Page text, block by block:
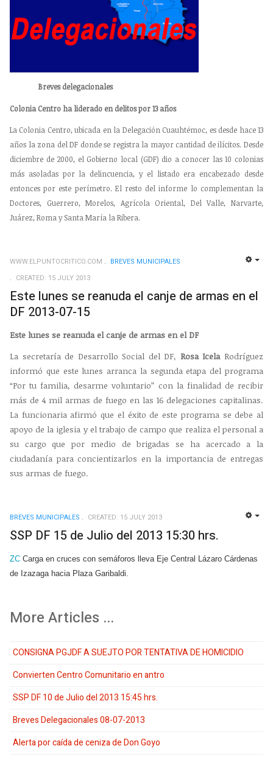
Breves delegacionales
Colonia Centro ha liderado en delitos por 13 años
La Colonia Centro, ubicada en la Delegación Cuauhtémoc, es desde hace 13
años la zona del DF donde se registra la mayor cantidad de ilícitos. Desde
diciembre de 2000, el Gobierno local (GDF) dio a conocer las 10 colonias
más asoladas por la delincuencia, y el listado era encabezado desde
entonces por este perímetro. El resto del informe lo complementan la
Doctores, Guerrero, Morelos, Agrícola Oriental, Del Valle, Narvarte,
Juárez, Roma y Santa María la Ribera.
WWW.ELPUNTOCRITICO.COM
BREVES MUNICIPALES
CREATED: 15 JULY 2013
Este lunes se reanuda el canje de armas en el
DF 2013-07-15
Este lunes se reanuda el canje de armas en el DF
La secretaría de Desarrollo Social del DF, Rosa IcelaRodríguez
informó que este lunes arranca la segunda etapa del programa
“Por tu familia, desarme voluntario” con la finalidad de recibir
más de 4 mil armas de fuego en las 16 delegaciones capitalinas.
La funcionaria afirmó que el éxito de este programa se debe al
apoyo de la iglesia y el trabajo de campo que realiza el personal a
su cargo que por medio de brigadas se ha acercado a la
ciudadanía para concientizarlos en la importancia de entregas
sus armas de fuego.
BREVES MUNICIPALES CREATED: 15 JULY 2013
SSP DF 15 de Julio del 2013 15:30 hrs.
ZC Carga en cruces con semáforos lleva Eje Central Lázaro Cárdenas
de Izazaga hacia Plaza Garibaldi.
More Articles ...
CONSIGNA PGJDF A SUEJTO POR TENTATIVA DE HOMICIDIO
Convierten Centro Comunitario en antro
SSP DF 10 de Julio del 2013 15:45 hrs.
Breves Delegacionales 08-07-2013
Alerta por caída de ceniza de Don Goyo